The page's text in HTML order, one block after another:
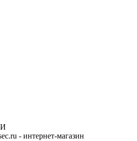
- интернет-магазин